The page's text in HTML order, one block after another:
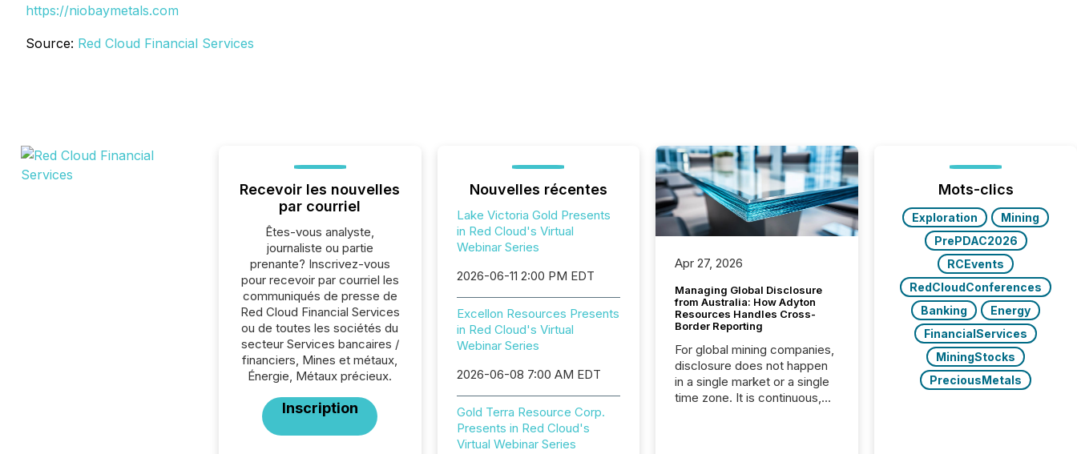
https://niobaymetals.com
Source: Red Cloud Financial Services
Recevoir les nouvelles
par courriel
Êtes-vous analyste,
journaliste ou partie
prenante? Inscrivez-vous
pour recevoir par courriel les
communiqués de presse de
Red Cloud Financial Services
ou de toutes les sociétés du
secteur Services bancaires /
financiers, Mines et métaux,
Énergie, Métaux précieux.
Inscription
Nouvelles récentes
Lake Victoria Gold Presents
in Red Cloud's Virtual
Webinar Series
2026-06-11 2:00 PM EDT
Excellon Resources Presents
in Red Cloud's Virtual
Webinar Series
2026-06-08 7:00 AM EDT
Gold Terra Resource Corp.
Presents in Red Cloud's
Virtual Webinar Series
Apr 27, 2026
Managing Global Disclosure
from Australia: How Adyton
Resources Handles Cross-
Border Reporting
For global mining companies,
disclosure does not happen
in a single market or a single
time zone. It is continuous,
Mots-clics
Exploration
Mining
PrePDAC2026
RCEvents
RedCloudConferences
Banking
Energy
FinancialServices
MiningStocks
PreciousMetals